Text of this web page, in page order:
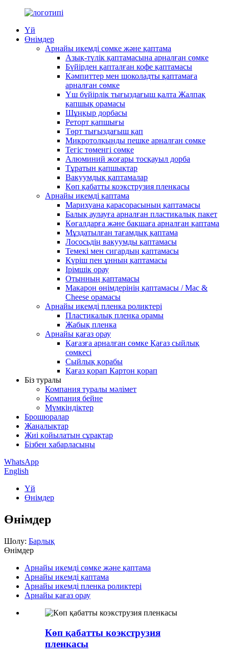
Үй
Өнімдер
Арнайы икемді сөмке және қаптама
Азық-түлік қаптамасына арналған сөмке
Бүйірден қапталған кофе қаптамасы
Кәмпиттер мен шоколадты қаптамаға
арналған сөмке
Үш бүйірлік тығыздағыш қалта Жалпақ
қапшық орамасы
Шұңқыр дорбасы
Реторт қапшығы
Төрт тығыздағыш қап
Микротолқынды пешке арналған сөмке
Тегіс төменгі сөмке
Алюминий жоғары тосқауыл дорба
Тұратын қапшықтар
Вакуумдық қаптамалар
Көп қабатты коэкструзия пленкасы
Арнайы икемді қаптама
Марихуана қарасорасының қаптамасы
Балық аулауға арналған пластикалық пакет
Көгалдарға және бақшаға арналған қаптама
Мұздатылған тағамдық қаптама
Лососьдің вакуумды қаптамасы
Темекі мен сигардың қаптамасы
Күріш пен ұнның қаптамасы
Ірімшік орау
Отынның қаптамасы
Макарон өнімдерінің қаптамасы / Mac &
Cheese орамасы
Арнайы икемді пленка роликтері
Пластикалық пленка орамы
Жабық пленка
Арнайы қағаз орау
Қағазға арналған сөмке Қағаз сыйлық
сөмкесі
Сыйлық қорабы
Қағаз қорап Картон қорап
Біз туралы
Компания туралы мәлімет
Компания бейне
Мүмкіндіктер
Брошюралар
Жаңалықтар
Жиі қойылатын сұрақтар
Бізбен хабарласыңы
WhatsApp
English
Үй
Өнімдер
Өнімдер
Шолу: Барлық
Өнімдер
Арнайы икемді сөмке және қаптама
Арнайы икемді қаптама
Арнайы икемді пленка роликтері
Арнайы қағаз орау
Көп қабатты коэкструзия
пленкасы